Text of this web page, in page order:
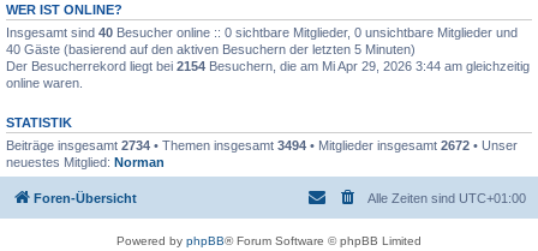
WER IST ONLINE?
Insgesamt sind 40 Besucher online :: 0 sichtbare Mitglieder, 0 unsichtbare Mitglieder und
40 Gäste (basierend auf den aktiven Besuchern der letzten 5 Minuten)
Der Besucherrekord liegt bei 2154 Besuchern, die am Mi Apr 29, 2026 3:44 am gleichzeitig
online waren.
STATISTIK
Beiträge insgesamt 2734 • Themen insgesamt 3494 • Mitglieder insgesamt 2672 • Unser
neuestes Mitglied: Norman
Foren-Übersicht Alle Zeiten sind UTC+01:00
Powered by phpBB® Forum Software © phpBB Limited